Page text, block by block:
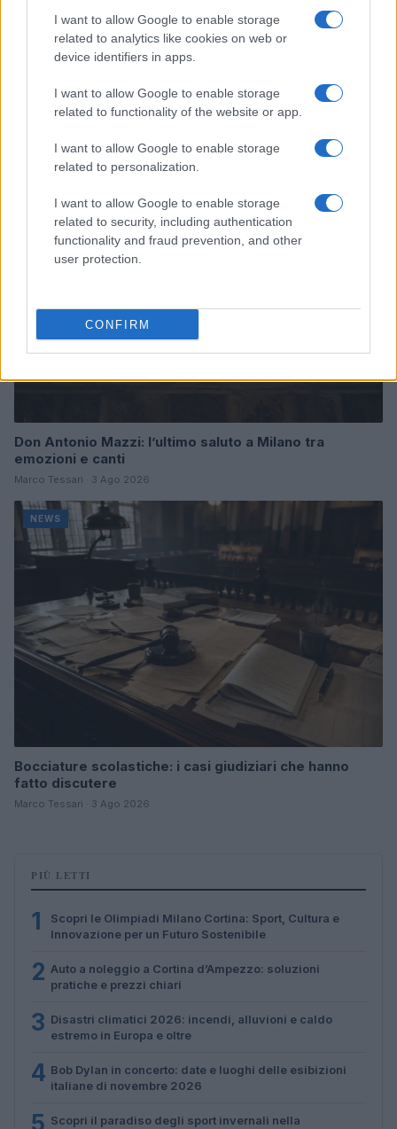
I want to allow Google to enable storage
related to analytics like cookies on web or
device identifiers in apps.
I want to allow Google to enable storage
related to functionality of the website or app.
I want to allow Google to enable storage
related to personalization.
I want to allow Google to enable storage
related to security, including authentication
functionality and fraud prevention, and other
user protection.
CONFIRM
Arrestati cinque agenti della polizia locale di Milano: le
Alessandro Tassinari · 7 Ago 2026
Don Antonio Mazzi: l’ultimo saluto a Milano tra
emozioni e canti
Marco Tessari · 3 Ago 2026
NEWS
Bocciature scolastiche: i casi giudiziari che hanno
fatto discutere
Marco Tessari · 3 Ago 2026
PIÙ LETTI
1
Scopri le Olimpiadi Milano Cortina: Sport, Cultura e
Innovazione per un Futuro Sostenibile
2 Auto a noleggio a Cortina d’Ampezzo: soluzioni
pratiche e prezzi chiari
3 Disastri climatici 2026: incendi, alluvioni e caldo
estremo in Europa e oltre
4 Bob Dylan in concerto: date e luoghi delle esibizioni
italiane di novembre 2026
5 Scopri il paradiso degli sport invernali nella